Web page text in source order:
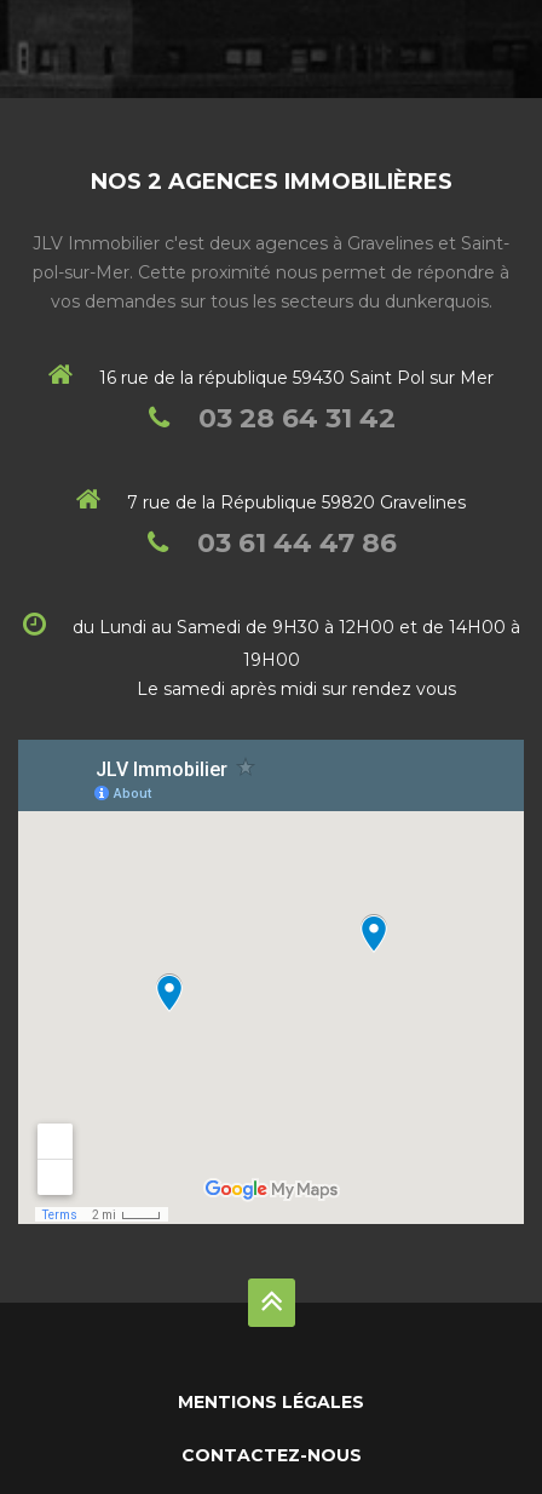
NOS 2 AGENCES IMMOBILIÈRES
JLV Immobilier c'est deux agences à Gravelines et Saint-
pol-sur-Mer. Cette proximité nous permet de répondre à
vos demandes sur tous les secteurs du dunkerquois.
16 rue de la république 59430 Saint Pol sur Mer
03 28 64 31 42
7 rue de la République 59820 Gravelines
03 61 44 47 86
du Lundi au Samedi de 9H30 à 12H00 et de 14H00 à
19H00
Le samedi après midi sur rendez vous
MENTIONS LÉGALES
CONTACTEZ-NOUS